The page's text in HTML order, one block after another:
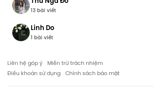
13 bài viết
Linh Do
1 bài viết
Liên hệ góp ý
Miễn trừ trách nhiệm
Điều khoản sử dụng
Chính sách bảo mật